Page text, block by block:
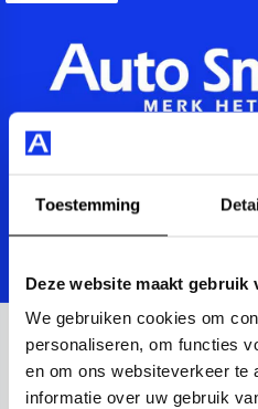
Toestemming
Deze website maakt gebruik
We gebruiken cookies om
personaliseren, om functies
en om ons websiteverkeer te
informatie over uw gebruik
Audi A3
Sportback 40 TFSIe Advanced